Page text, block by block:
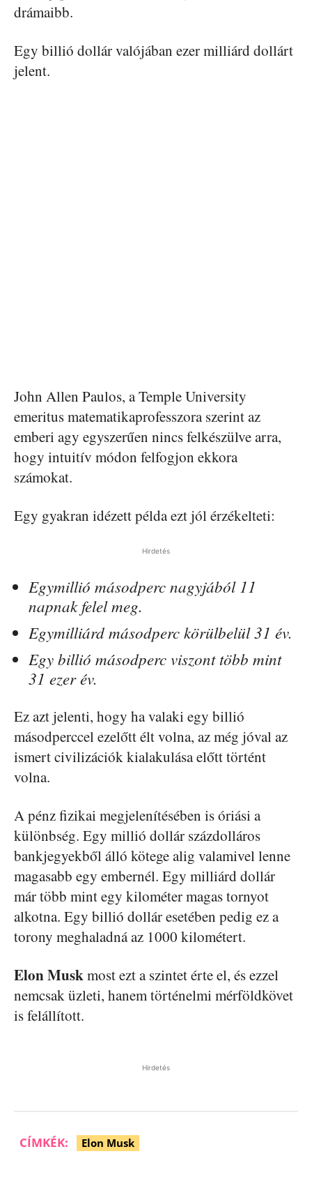
drámaibb.
Egy billió dollár valójában ezer milliárd dollárt
jelent.
John Allen Paulos, a Temple University
emeritus matematikaprofesszora szerint az
emberi agy egyszerűen nincs felkészülve arra,
hogy intuitív módon felfogjon ekkora
számokat.
Egy gyakran idézett példa ezt jól érzékelteti:
Hirdetés
Egymillió másodperc nagyjából 11
napnak felel meg.
Egymilliárd másodperc körülbelül 31 év.
Egy billió másodperc viszont több mint
31 ezer év.
Ez azt jelenti, hogy ha valaki egy billió
másodperccel ezelőtt élt volna, az még jóval az
ismert civilizációk kialakulása előtt történt
volna.
A pénz fizikai megjelenítésében is óriási a
különbség. Egy millió dollár százdolláros
bankjegyekből álló kötege alig valamivel lenne
magasabb egy embernél. Egy milliárd dollár
már több mint egy kilométer magas tornyot
alkotna. Egy billió dollár esetében pedig ez a
torony meghaladná az 1000 kilométert.
Elon Muskmost ezt a szintet érte el, és ezzel
nemcsak üzleti, hanem történelmi mérföldkövet
is felállított.
Hirdetés
CÍMKÉK: Elon Musk